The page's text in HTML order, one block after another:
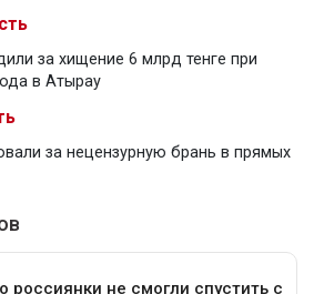
за хищение 6 млрд тенге при
в Атырау
за нецензурную брань в прямых